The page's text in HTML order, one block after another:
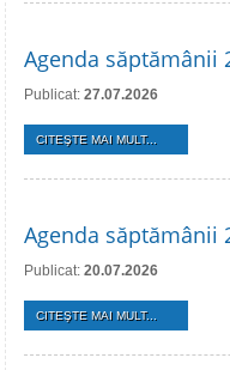
Agenda săptămânii
Publicat: 27.07.2026
CITEŞTE MAI MULT...
Agenda săptămânii
Publicat: 20.07.2026
CITEŞTE MAI MULT...